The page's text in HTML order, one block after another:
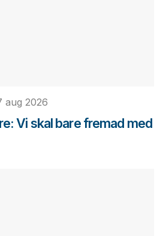
aug 2026
Vi skal bare fremad med